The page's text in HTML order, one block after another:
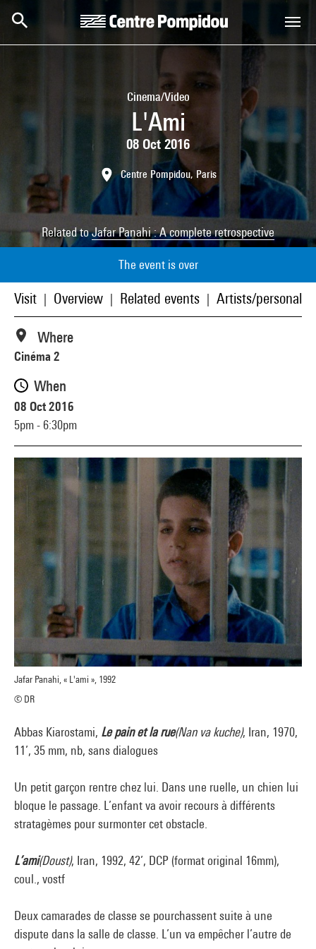
Centre Pompidou
Cinema/Video
L'Ami
08 Oct 2016
Centre Pompidou, Paris
Related toJafar Panahi : A complete retrospective
The event is over
Visit Overview Related events Artists/
Jafar Panahi, « L'ami », 1992
© DR
Abbas Kiarostami, Le pain et la rue(Nan va kuche), Iran, 1970,
11’, 35 mm, nb, sans dialogues
Un petit garçon rentre chez lui. Dans une ruelle, un chien lui
bloque le passage. L’enfant va avoir recours à différents
stratagèmes pour surmonter cet obstacle.
L’ami(Doust), Iran, 1992, 42’, DCP (format original 16mm),
coul., vostf
Deux camarades de classe se pourchassent suite à une
dispute dans la salle de classe. L’un va empêcher l’autre de
Where
Cinéma 2
When
08 Oct 2016
5pm - 6:30pm